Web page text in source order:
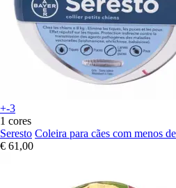
+-3
1 cores
Seresto Coleira para cães com menos
€ 61,00